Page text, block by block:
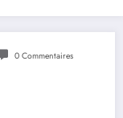
0 Commentaires